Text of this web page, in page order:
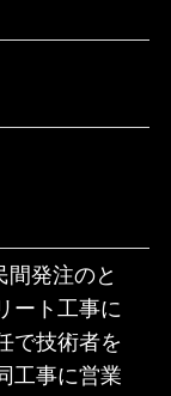
間発注のと
ート工事に
で技術者を
工事に営業